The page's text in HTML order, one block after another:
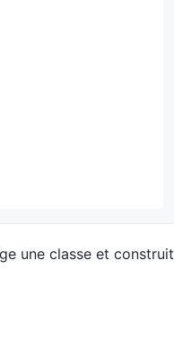
une classe et construit